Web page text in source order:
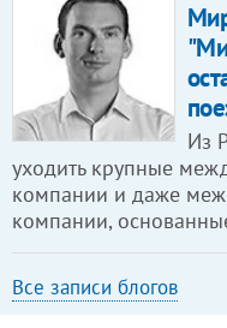
Из
уходить крупные
компании и даже
компании,
Все записи блогов